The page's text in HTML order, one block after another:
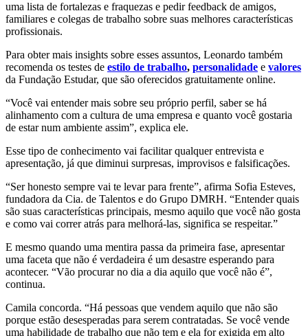
uma lista de fortalezas e fraquezas e pedir feedback de amigos,
familiares e colegas de trabalho sobre suas melhores características
profissionais.
Para obter mais insights sobre esses assuntos, Leonardo também
recomenda os testes de estilo de trabalho, personalidade e valores
da Fundação Estudar, que são oferecidos gratuitamente online.
“Você vai entender mais sobre seu próprio perfil, saber se há
alinhamento com a cultura de uma empresa e quanto você gostaria
de estar num ambiente assim”, explica ele.
Esse tipo de conhecimento vai facilitar qualquer entrevista e
apresentação, já que diminui surpresas, improvisos e falsificações.
“Ser honesto sempre vai te levar para frente”, afirma Sofia Esteves,
fundadora da Cia. de Talentos e do Grupo DMRH. “Entender quais
são suas características principais, mesmo aquilo que você não gosta
e como vai correr atrás para melhorá-las, significa se respeitar.”
E mesmo quando uma mentira passa da primeira fase, apresentar
uma faceta que não é verdadeira é um desastre esperando para
acontecer. “Vão procurar no dia a dia aquilo que você não é”,
continua.
Camila concorda. “Há pessoas que vendem aquilo que não são
porque estão desesperadas para serem contratadas. Se você vende
uma habilidade de trabalho que não tem e ela for exigida em alto